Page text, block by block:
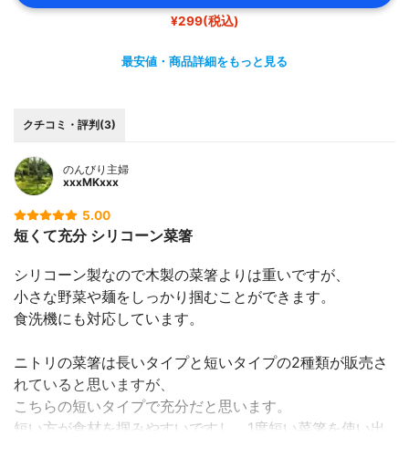
¥299(税込)
最安値・商品詳細をもっと見る
クチコミ・評判(3)
のんびり主婦
xxxMKxxx
5.00
短くて充分 シリコーン菜箸
シリコーン製なので木製の菜箸よりは重いですが、
小さな野菜や麺をしっかり掴むことができます。
食洗機にも対応しています。
ニトリの菜箸は長いタイプと短いタイプの2種類が販売さ
れていると思いますが、
こちらの短いタイプで充分だと思います。
短い方が食材を掴みやすいですし、1度短い菜箸を使い出